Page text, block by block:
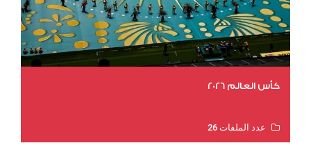
كأس العالم 2026
عدد الملفات 26